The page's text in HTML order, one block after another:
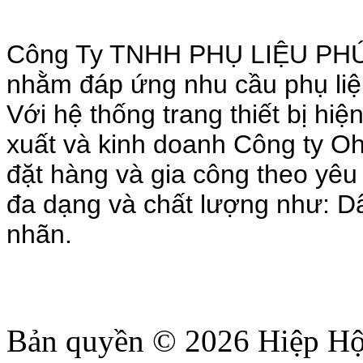
Công Ty TNHH PHỤ LIỆU
nhằm đáp ứng nhu cầu phụ
Với hệ thống trang thiết bị
xuất và kinh doanh Công ty
đặt hàng và gia công theo
đa dạng và chất lượng như:
nhãn.
Bản quyền © 2026 Hiệp